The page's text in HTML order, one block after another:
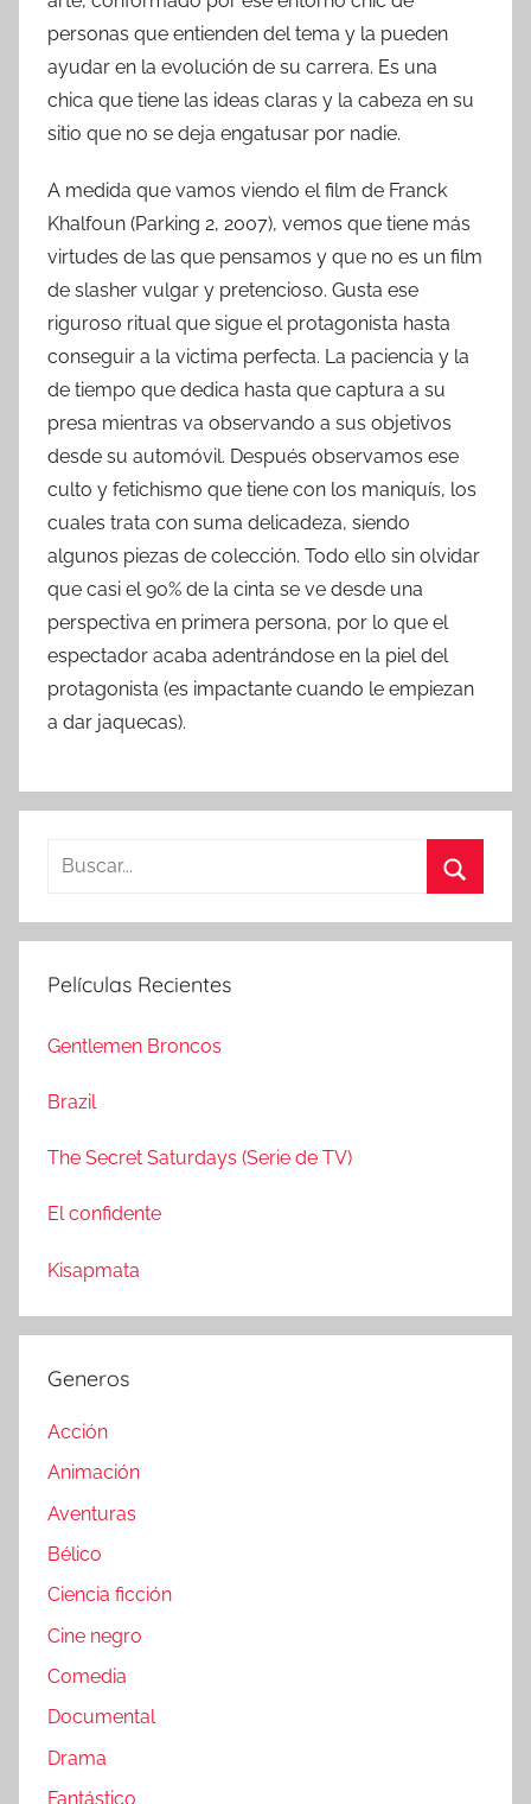
personas que entienden del tema y la pueden
ayudar en la evolución de su carrera. Es una
chica que tiene las ideas claras y la cabeza en su
sitio que no se deja engatusar por nadie.
A medida que vamos viendo el film de Franck
Khalfoun (Parking 2, 2007), vemos que tiene más
virtudes de las que pensamos y que no es un film
de slasher vulgar y pretencioso. Gusta ese
riguroso ritual que sigue el protagonista hasta
conseguir a la victima perfecta. La paciencia y la
de tiempo que dedica hasta que captura a su
presa mientras va observando a sus objetivos
desde su automóvil. Después observamos ese
culto y fetichismo que tiene con los maniquís, los
cuales trata con suma delicadeza, siendo
algunos piezas de colección. Todo ello sin olvidar
que casi el 90% de la cinta se ve desde una
perspectiva en primera persona, por lo que el
espectador acaba adentrándose en la piel del
protagonista (es impactante cuando le empiezan
a dar jaquecas).
s
a
:
u
Películas Recientes
Gentlemen Broncos
Brazil
The Secret Saturdays (Serie de TV)
El confidente
Kisapmata
Generos
Acción
Animación
Aventuras
Bélico
Ciencia ficción
Cine negro
Comedia
Documental
Drama
Fantástico